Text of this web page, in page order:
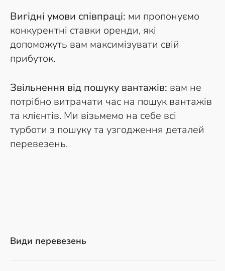
Вигідні умови співпраці: ми пропонуємо
конкурентні ставки оренди, які
допоможуть вам максимізувати свій
прибуток.
Звільнення від пошуку вантажів: вам не
потрібно витрачати час на пошук вантажів
та клієнтів. Ми візьмемо на себе всі
турботи з пошуку та узгодження деталей
перевезень.
Види перевезень